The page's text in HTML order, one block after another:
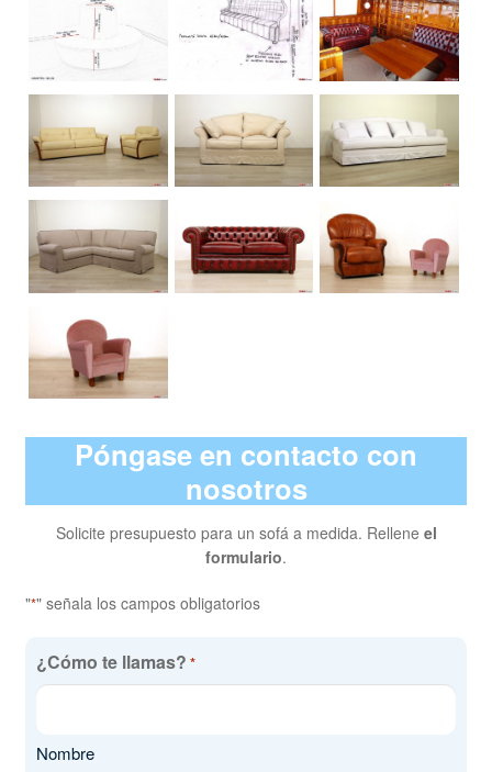
Póngase en contacto con
nosotros
Solicite presupuesto para un sofá a medida. Rellene el
formulario.
"*" señala los campos obligatorios
¿Cómo te llamas? *
Nombre